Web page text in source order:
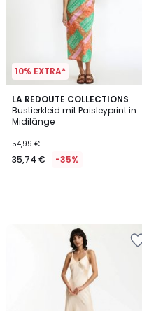
10% EXTRA*
LA REDOUTE COLLECTIONS
Bustierkleid mit Paisleyprint in
Midilänge
54,99 €
35,74 € -35%